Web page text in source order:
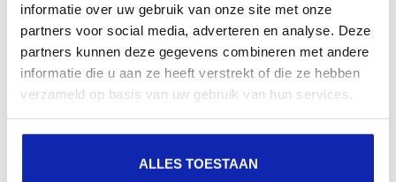
informatie over uw gebruik van onze site met onze
partners voor social media, adverteren en analyse. Deze
partners kunnen deze gegevens combineren met andere
informatie die u aan ze heeft verstrekt of die ze hebben
verzameld op basis van uw gebruik van hun services.
ALLES TOESTAAN
controleer of de e-mails binnenkomen.
7. Outlook-profiel is
beschadigd
Als geen van de bovenstaande oplossingen werkt, kan